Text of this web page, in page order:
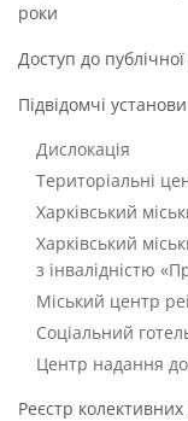
роки
Доступ до
Підвідомчі установи
Дислокація
Територіальні
Харківський
Харківський
з інвалідністю
Міський центр
Соціальний
Центр надання
Реєстр